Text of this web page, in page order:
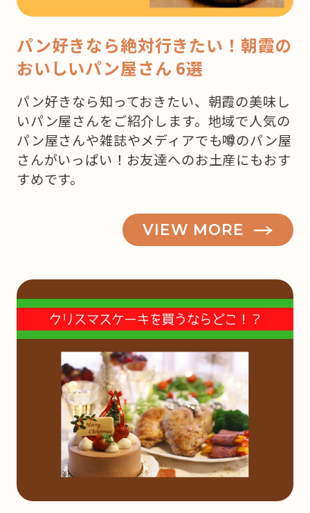
パン好きなら絶対行きたい！朝霞の
おいしいパン屋さん 6選
パン好きなら知っておきたい、朝霞の美味し
いパン屋さんをご紹介します。地域で人気の
パン屋さんや雑誌やメディアでも噂のパン屋
さんがいっぱい！お友達へのお土産にもおす
すめです。
VIEW MORE